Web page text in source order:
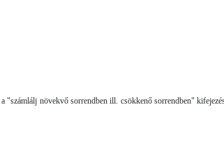
növekvő sor­rendben ill. csökkenő sorrendben"